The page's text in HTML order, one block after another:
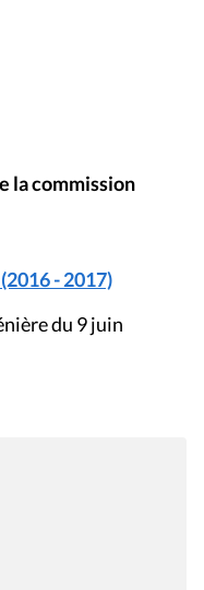
la commission
- 2017)
du 9 juin